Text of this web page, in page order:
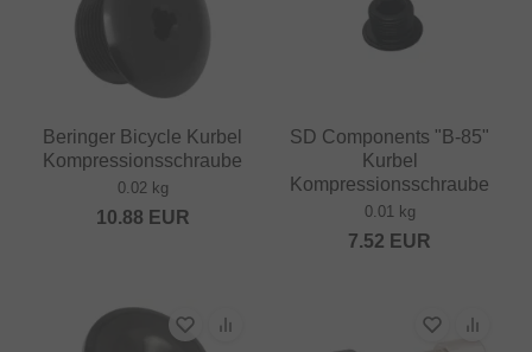
Beringer Bicycle Kurbel
Kompressionsschraube
0.02 kg
10.88 EUR
SD Components "B-85"
Kurbel
Kompressionsschraube
0.01 kg
7.52 EUR